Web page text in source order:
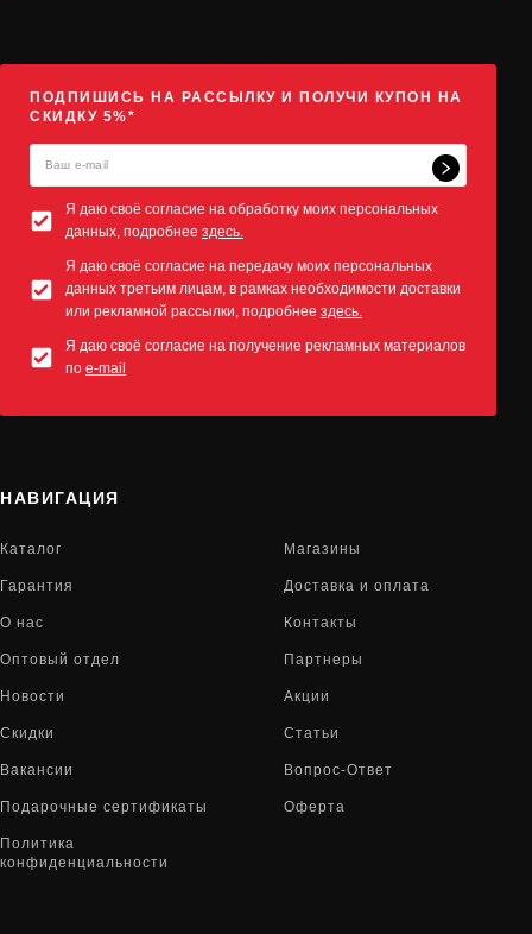
ПОДПИШИСЬ НА РАССЫЛКУ И ПОЛУЧИ КУПОН НА
СКИДКУ 5%*
Я даю своё согласие на обработку моих персональных
данных, подробнее здесь.
Я даю своё согласие на передачу моих персональных
данных третьим лицам, в рамках необходимости доставки
или рекламной рассылки, подробнее здесь.
Я даю своё согласие на получение рекламных материалов
по e-mail
НАВИГАЦИЯ
Каталог Магазины
Гарантия Доставка и оплата
О нас Контакты
Оптовый отдел Партнеры
Новости Акции
Скидки Статьи
Вакансии Вопрос-Ответ
Подарочные сертификаты Оферта
Политика
конфиденциальности